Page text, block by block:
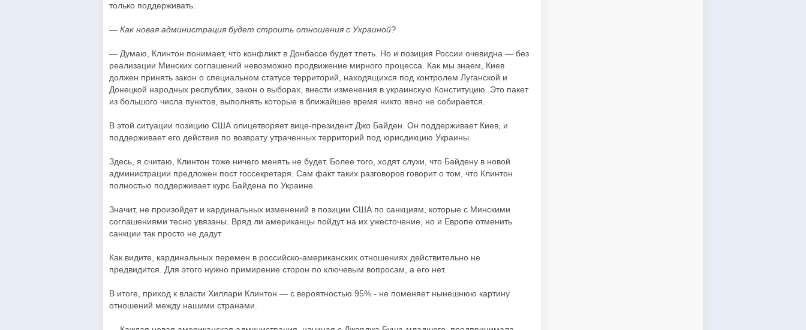
только поддерживать.
— Как новая администрация будет строить отношения с Украиной?
— Думаю, Клинтон понимает, что конфликт в Донбассе будет тлеть. Но и позиция России очевидна — без
реализации Минских соглашений невозможно продвижение мирного процесса. Как мы знаем, Киев
должен принять закон о специальном статусе территорий, находящихся под контролем Луганской и
Донецкой народных республик, закон о выборах, внести изменения в украинскую Конституцию. Это пакет
из большого числа пунктов, выполнять которые в ближайшее время никто явно не собирается.
В этой ситуации позицию США олицетворяет вице-президент Джо Байден. Он поддерживает Киев, и
поддерживает его действия по возврату утраченных территорий под юрисдикцию Украины.
Здесь, я считаю, Клинтон тоже ничего менять не будет. Более того, ходят слухи, что Байдену в новой
администрации предложен пост госсекретаря. Сам факт таких разговоров говорит о том, что Клинтон
полностью поддерживает курс Байдена по Украине.
Значит, не произойдет и кардинальных изменений в позиции США по санкциям, которые с Минскими
соглашениями тесно увязаны. Вряд ли американцы пойдут на их ужесточение, но и Европе отменить
санкции так просто не дадут.
Как видите, кардинальных перемен в российско-американских отношениях действительно не
предвидится. Для этого нужно примирение сторон по ключевым вопросам, а его нет.
В итоге, приход к власти Хиллари Клинтон — с вероятностью 95% - не поменяет нынешнюю картину
отношений между нашими странами.